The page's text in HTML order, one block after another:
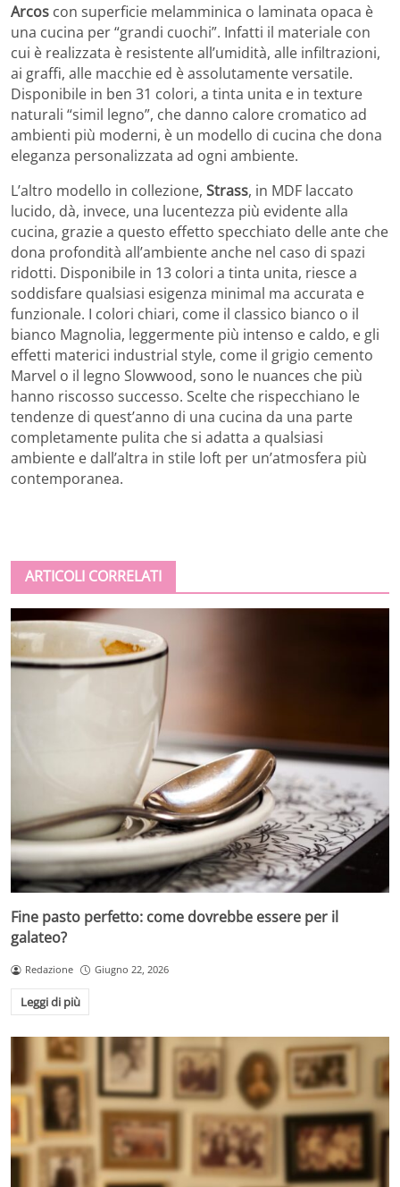
Arcos con superficie melamminica o laminata opaca è
una cucina per “grandi cuochi”. Infatti il materiale con
cui è realizzata è resistente all’umidità, alle infiltrazioni,
ai graffi, alle macchie ed è assolutamente versatile.
Disponibile in ben 31 colori, a tinta unita e in texture
naturali “simil legno”, che danno calore cromatico ad
ambienti più moderni, è un modello di cucina che dona
eleganza personalizzata ad ogni ambiente.
L’altro modello in collezione, Strass, in MDF laccato
lucido, dà, invece, una lucentezza più evidente alla
cucina, grazie a questo effetto specchiato delle ante che
dona profondità all’ambiente anche nel caso di spazi
ridotti. Disponibile in 13 colori a tinta unita, riesce a
soddisfare qualsiasi esigenza minimal ma accurata e
funzionale. I colori chiari, come il classico bianco o il
bianco Magnolia, leggermente più intenso e caldo, e gli
effetti materici industrial style, come il grigio cemento
Marvel o il legno Slowwood, sono le nuances che più
hanno riscosso successo. Scelte che rispecchiano le
tendenze di quest’anno di una cucina da una parte
completamente pulita che si adatta a qualsiasi
ambiente e dall’altra in stile loft per un’atmosfera più
contemporanea.
ARTICOLI CORRELATI
Fine pasto perfetto: come dovrebbe essere per il
galateo?
Redazione Giugno 22, 2026
Leggi di più